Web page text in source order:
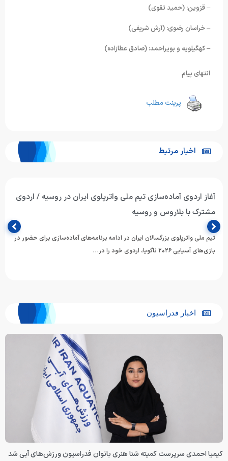
– قزوین: (حمید تقوی)
– خراسان رضوی: (آرش شریفی)
– کهگیلویه و بویراحمد: (صادق عطازاده)
انتهای پیام
پرینت مطلب
اخبار مرتبط
آغاز اردوی آماده‌سازی تیم ملی واترپلوی ایران در روسیه / اردوی
مشترک با بلاروس و روسیه
تیم ملی واترپلوی بزرگسالان ایران در ادامه برنامه‌های آماده‌سازی برای حضور در
بازی‌های آسیایی ۲۰۲۶ ناگویا، اردوی خود را در…
اخبار فدراسیون
کیمیا احمدی سرپرست کمیته شنا هنری بانوان فدراسیون ورزش‌های آبی شد